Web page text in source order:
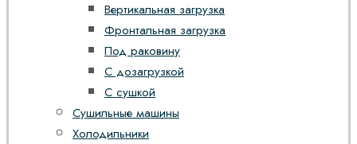
Вертикальная загрузка
Фронтальная загрузка
Под раковину
С дозагрузкой
С сушкой
Сушильные машины
Холодильники